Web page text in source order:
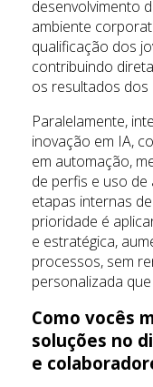
desenvolvimento
ambiente
qualificação dos
contribuindo
os resultados dos
Paralelamente,
inovação em IA,
em automação,
de perfis e uso
etapas internas
prioridade é
e estratégica,
processos, sem
personalizada
Como vocês
soluções no
e